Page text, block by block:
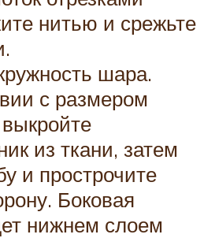
нитью и срежьте
шара.
с размером
из ткани, затем
и прострочите
Боковая
нижнем слоем